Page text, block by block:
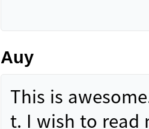
Auy
This is
t. I wish to read